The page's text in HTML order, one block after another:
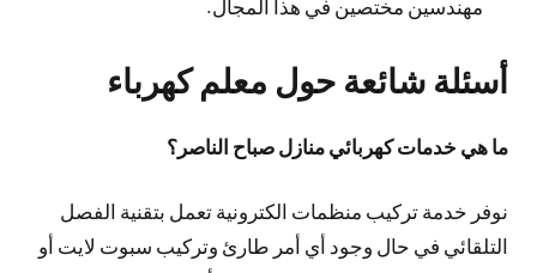
مهندسين مختصين في هذا المجال.
أسئلة شائعة حول معلم كهرباء
ما هي خدمات كهربائي منازل صباح الناصر؟
نوفر خدمة تركيب منظمات الكترونية تعمل بتقنية الفصل
التلقائي في حال وجود أي أمر طارئ وتركيب سبوت لايت أو